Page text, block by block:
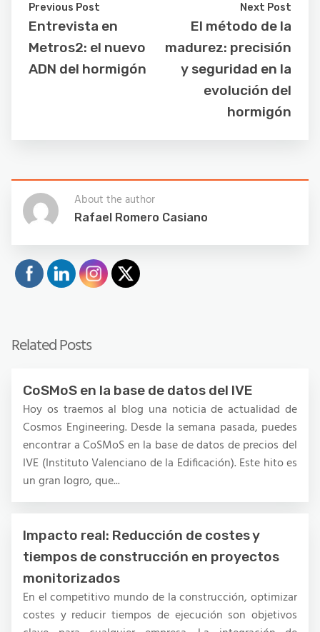
Previous Post
Entrevista en
Metros2: el nuevo
ADN del hormigón
Next Post
El método de la
madurez: precisión
y seguridad en la
evolución del
hormigón
About the author
Rafael Romero Casiano
Related Posts
CoSMoS en la base de datos del IVE
Hoy os traemos al blog una noticia de actualidad de
Cosmos Engineering. Desde la semana pasada, puedes
encontrar a CoSMoS en la base de datos de precios del
IVE (Instituto Valenciano de la Edificación). Este hito es
un gran logro, que...
Impacto real: Reducción de costes y
tiempos de construcción en proyectos
monitorizados
En el competitivo mundo de la construcción, optimizar
costes y reducir tiempos de ejecución son objetivos